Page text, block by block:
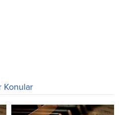
Konular